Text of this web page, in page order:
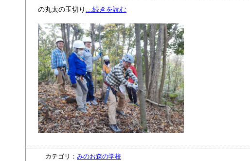
の丸太の玉切り
…続きを読む
カテゴリ： みのお森の学校